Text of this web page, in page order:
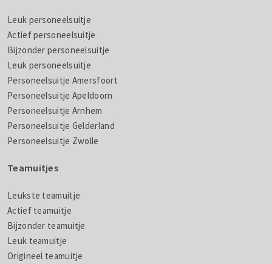
Leuk personeelsuitje
Actief personeelsuitje
Bijzonder personeelsuitje
Leuk personeelsuitje
Personeelsuitje Amersfoort
Personeelsuitje Apeldoorn
Personeelsuitje Arnhem
Personeelsuitje Gelderland
Personeelsuitje Zwolle
Teamuitjes
Leukste teamuitje
Actief teamuitje
Bijzonder teamuitje
Leuk teamuitje
Origineel teamuitje